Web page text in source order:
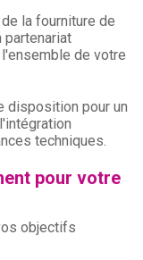
la fourniture de
partenariat
de votre
disposition pour un
techniques.
pour votre
objectifs